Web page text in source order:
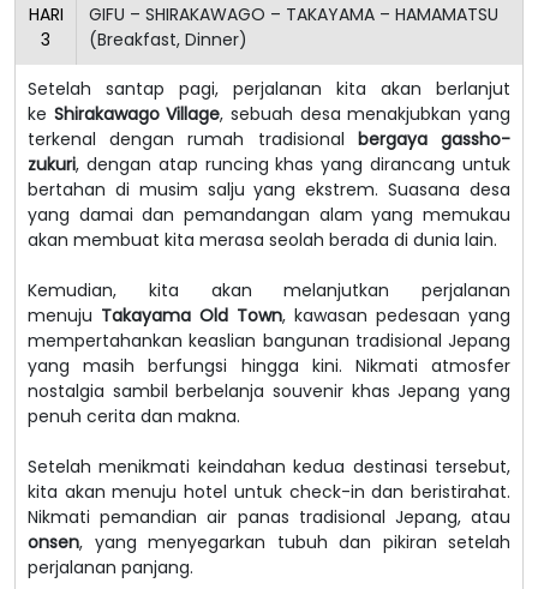
HARI
3
GIFU – SHIRAKAWAGO – TAKAYAMA – HAMAMATSU
(Breakfast, Dinner)
Setelah santap pagi, perjalanan kita akan berlanjut
ke Shirakawago Village, sebuah desa menakjubkan yang
terkenal dengan rumah tradisional bergaya gassho-
zukuri, dengan atap runcing khas yang dirancang untuk
bertahan di musim salju yang ekstrem. Suasana desa
yang damai dan pemandangan alam yang memukau
akan membuat kita merasa seolah berada di dunia lain.
Kemudian, kita akan melanjutkan perjalanan
menuju Takayama Old Town, kawasan pedesaan yang
mempertahankan keaslian bangunan tradisional Jepang
yang masih berfungsi hingga kini. Nikmati atmosfer
nostalgia sambil berbelanja souvenir khas Jepang yang
penuh cerita dan makna.
Setelah menikmati keindahan kedua destinasi tersebut,
kita akan menuju hotel untuk check-in dan beristirahat.
Nikmati pemandian air panas tradisional Jepang, atau
onsen, yang menyegarkan tubuh dan pikiran setelah
perjalanan panjang.